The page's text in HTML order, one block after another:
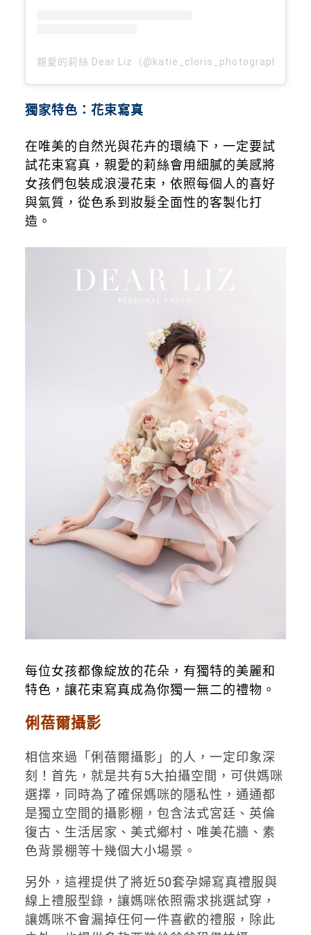
親愛的莉絲 Dear Liz（@katie_cloris_photography）分
獨家特色：花束寫真
在唯美的自然光與花卉的環繞下，一定要試
試花束寫真，親愛的莉絲會用細膩的美感將
女孩們包裝成浪漫花束，依照每個人的喜好
與氣質，從色系到妝髮全面性的客製化打
造。
每位女孩都像綻放的花朵，有獨特的美麗和
特色，讓花束寫真成為你獨一無二的禮物。
俐蓓爾攝影
相信來過「俐蓓爾攝影」的人，一定印象深
刻！首先，就是共有5大拍攝空間，可供媽咪
選擇，同時為了確保媽咪的隱私性，通通都
是獨立空間的攝影棚，包含法式宮廷、英倫
復古、生活居家、美式鄉村、唯美花牆、素
色背景棚等十幾個大小場景。
另外，這裡提供了將近50套孕婦寫真禮服與
線上禮服型錄，讓媽咪依照需求挑選試穿，
讓媽咪不會漏掉任何一件喜歡的禮服，除此